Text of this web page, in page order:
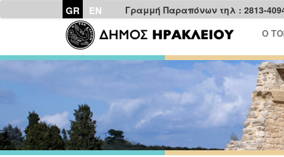
GR EN Γραμμή Παραπόνων τηλ : 2813-
Ο